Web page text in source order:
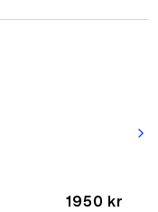
1950 kr
arrow_forward_ios